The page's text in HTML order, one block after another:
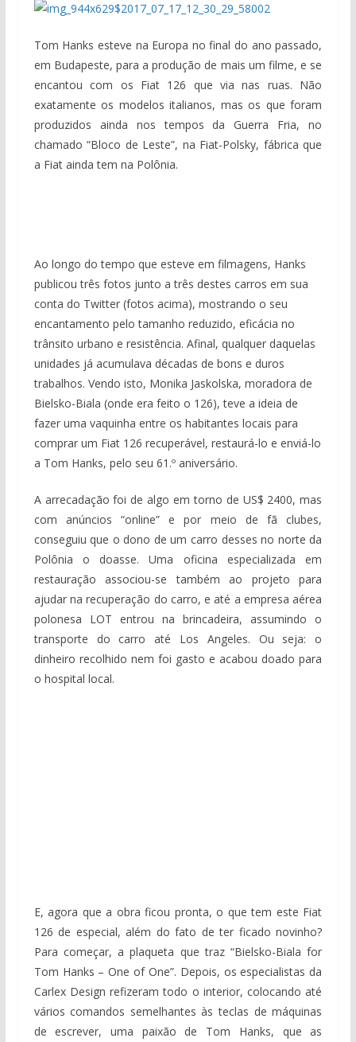
Tom Hanks esteve na Europa no final do ano passado,
em Budapeste, para a produção de mais um filme, e se
encantou com os Fiat 126 que via nas ruas. Não
exatamente os modelos italianos, mas os que foram
produzidos ainda nos tempos da Guerra Fria, no
chamado “Bloco de Leste”, na Fiat-Polsky, fábrica que
a Fiat ainda tem na Polônia.
Ao longo do tempo que esteve em filmagens, Hanks
publicou três fotos junto a três destes carros em sua
conta do Twitter (fotos acima), mostrando o seu
encantamento pelo tamanho reduzido, eficácia no
trânsito urbano e resistência. Afinal, qualquer daquelas
unidades já acumulava décadas de bons e duros
trabalhos. Vendo isto, Monika Jaskolska, moradora de
Bielsko-Biala (onde era feito o 126), teve a ideia de
fazer uma vaquinha entre os habitantes locais para
comprar um Fiat 126 recuperável, restaurá-lo e enviá-lo
a Tom Hanks, pelo seu 61.º aniversário.
A arrecadação foi de algo em torno de US$ 2400, mas
com anúncios “online” e por meio de fã clubes,
conseguiu que o dono de um carro desses no norte da
Polônia o doasse. Uma oficina especializada em
restauração associou-se também ao projeto para
ajudar na recuperação do carro, e até a empresa aérea
polonesa LOT entrou na brincadeira, assumindo o
transporte do carro até Los Angeles. Ou seja: o
dinheiro recolhido nem foi gasto e acabou doado para
o hospital local.
E, agora que a obra ficou pronta, o que tem este Fiat
126 de especial, além do fato de ter ficado novinho?
Para começar, a plaqueta que traz “Bielsko-Biala for
Tom Hanks – One of One”. Depois, os especialistas da
Carlex Design refizeram todo o interior, colocando até
vários comandos semelhantes às teclas de máquinas
de escrever, uma paixão de Tom Hanks, que as